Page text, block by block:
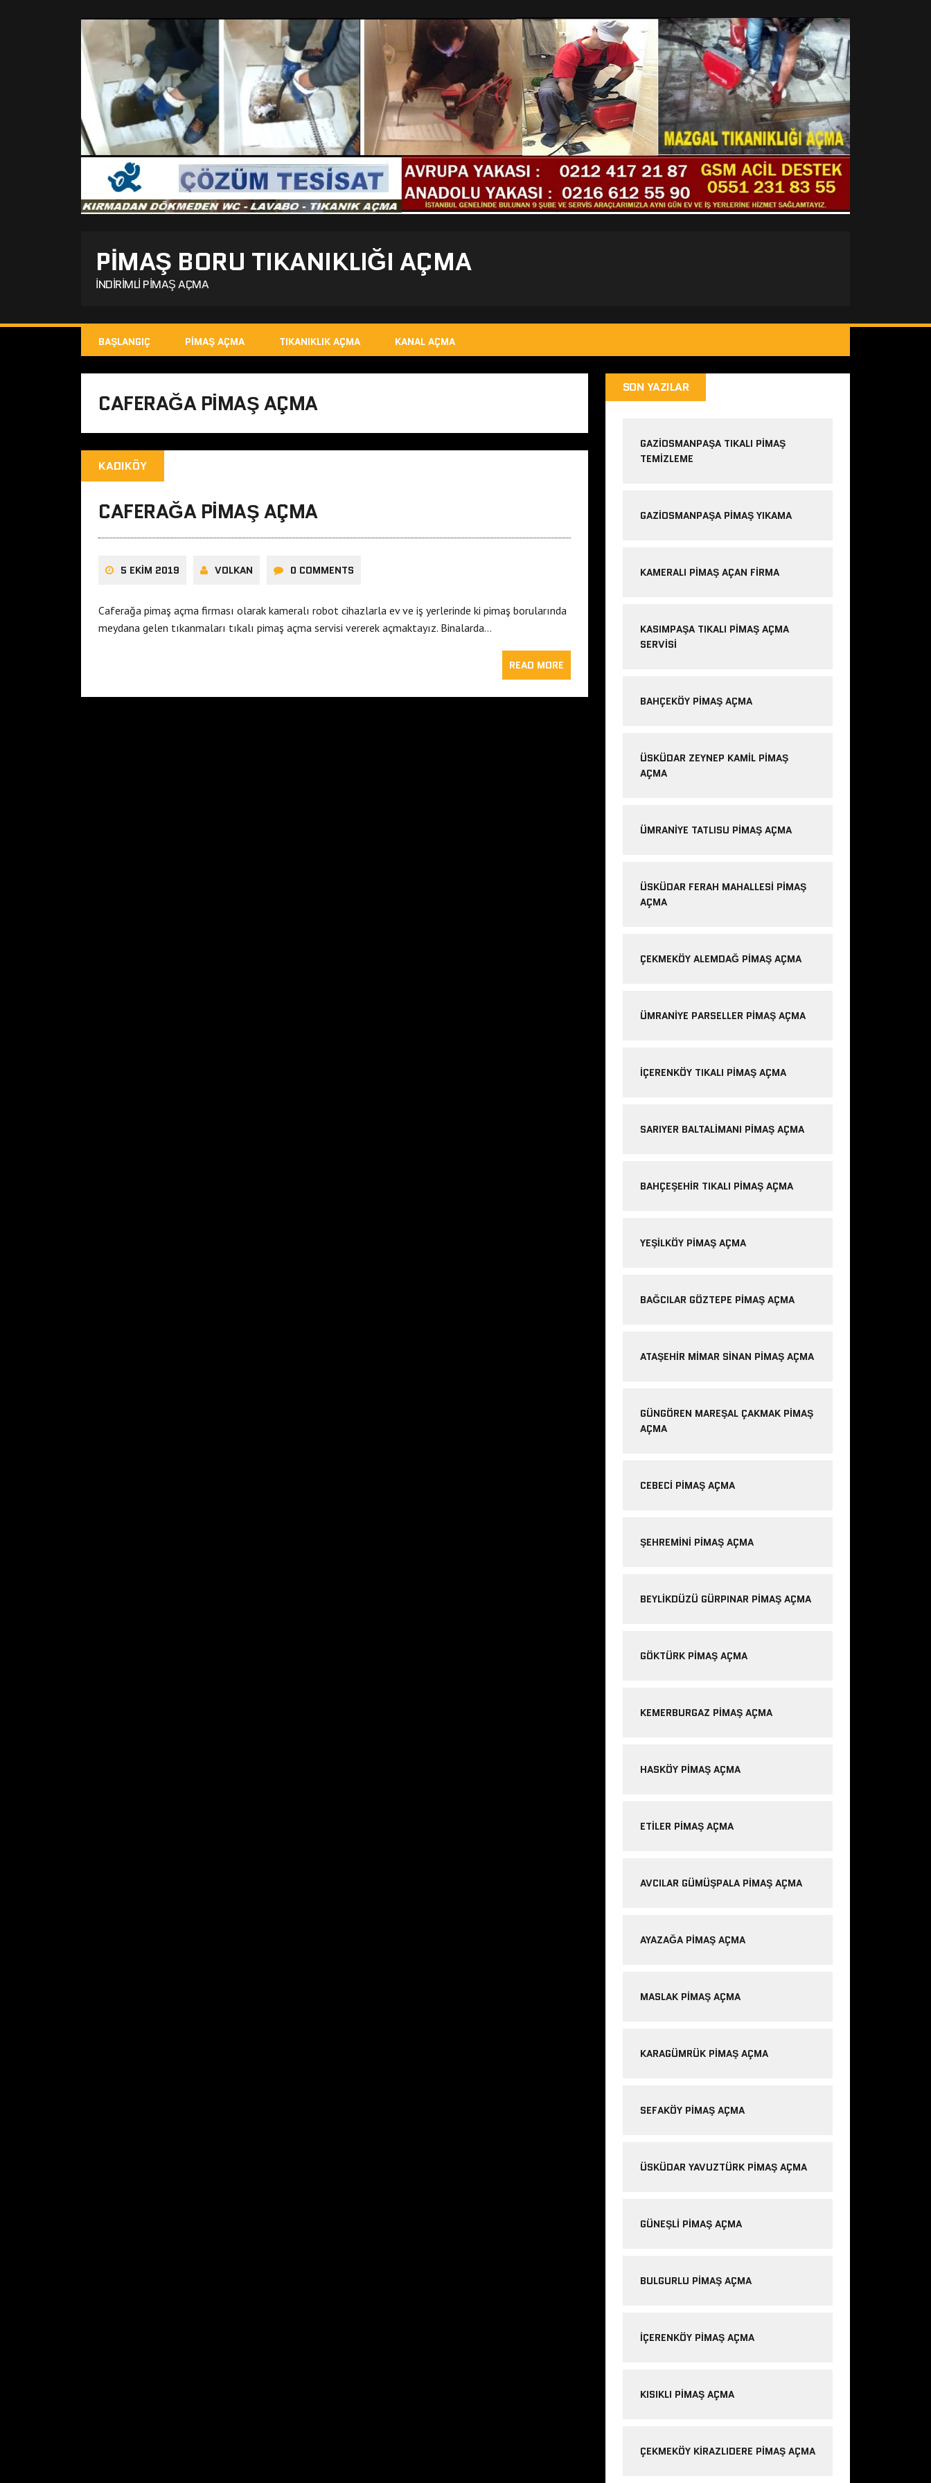
PIMAŞ BORU TIKANIKLIĞI AÇMA
İNDIRIMLI PIMAŞ AÇMA
BAŞLANGIÇ PIMAŞ AÇMA TIKANIKLIK AÇMA KANAL AÇMA
CAFERAĞA PIMAŞ AÇMA
KADIKÖY
CAFERAĞA PIMAŞ AÇMA
5 EKIM 2019 VOLKAN 0 COMMENTS
Caferağa pimaş açma firması olarak kameralı robot cihazlarla ev ve iş yerlerinde ki pimaş borularında
meydana gelen tıkanmaları tıkalı pimaş açma servisi vererek açmaktayız. Binalarda…
READ MORE
SON YAZILAR
GAZIOSMANPAŞA TIKALI PIMAŞ
TEMIZLEME
GAZIOSMANPAŞA PIMAŞ YIKAMA
KAMERALI PIMAŞ AÇAN FIRMA
KASIMPAŞA TIKALI PIMAŞ AÇMA
SERVISI
BAHÇEKÖY PIMAŞ AÇMA
ÜSKÜDAR ZEYNEP KAMIL PIMAŞ
AÇMA
ÜMRANIYE TATLISU PIMAŞ AÇMA
ÜSKÜDAR FERAH MAHALLESI PIMAŞ
AÇMA
ÇEKMEKÖY ALEMDAĞ PIMAŞ AÇMA
ÜMRANIYE PARSELLER PIMAŞ AÇMA
IÇERENKÖY TIKALI PIMAŞ AÇMA
SARIYER BALTALIMANI PIMAŞ AÇMA
BAHÇEŞEHIR TIKALI PIMAŞ AÇMA
YEŞILKÖY PIMAŞ AÇMA
BAĞCILAR GÖZTEPE PIMAŞ AÇMA
ATAŞEHIR MIMAR SINAN PIMAŞ AÇMA
GÜNGÖREN MAREŞAL ÇAKMAK PIMAŞ
AÇMA
CEBECI PIMAŞ AÇMA
ŞEHREMINI PIMAŞ AÇMA
BEYLIKDÜZÜ GÜRPINAR PIMAŞ AÇMA
GÖKTÜRK PIMAŞ AÇMA
KEMERBURGAZ PIMAŞ AÇMA
HASKÖY PIMAŞ AÇMA
ETILER PIMAŞ AÇMA
AVCILAR GÜMÜŞPALA PIMAŞ AÇMA
AYAZAĞA PIMAŞ AÇMA
MASLAK PIMAŞ AÇMA
KARAGÜMRÜK PIMAŞ AÇMA
SEFAKÖY PIMAŞ AÇMA
ÜSKÜDAR YAVUZTÜRK PIMAŞ AÇMA
GÜNEŞLI PIMAŞ AÇMA
BULGURLU PIMAŞ AÇMA
IÇERENKÖY PIMAŞ AÇMA
KISIKLI PIMAŞ AÇMA
ÇEKMEKÖY KIRAZLIDERE PIMAŞ AÇMA